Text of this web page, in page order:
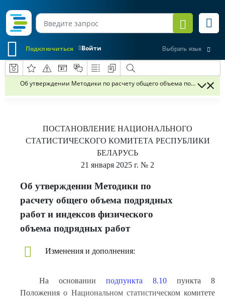
Войти
Подключиться Выбрать язык
Об утверждении Методики по расчету общего объема подрядных
ПОСТАНОВЛЕНИЕ НАЦИОНАЛЬНОГО
СТАТИСТИЧЕСКОГО КОМИТЕТА РЕСПУБЛИКИ
БЕЛАРУСЬ
21 января 2025 г. № 2
Об утверждении Методики по
расчету общего объема подрядных
работ и индексов физического
объема подрядных работ
Изменения и дополнения:
На основании подпункта 8.10пункта 8
Положения о Национальном статистическом комитете